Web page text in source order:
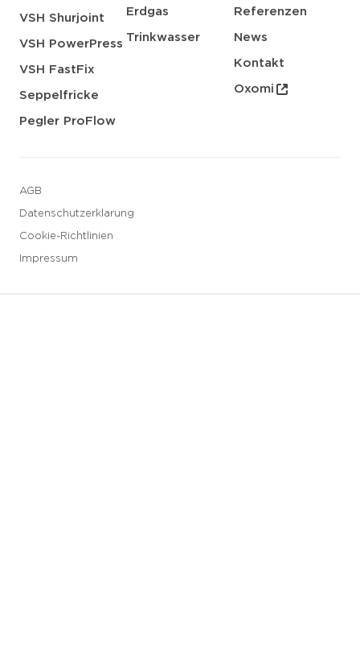
VSH Shurjoint
VSH PowerPress
VSH FastFix
Seppelfricke
Pegler ProFlow
Erdgas
Trinkwasser
Referenzen
News
Kontakt
Oxomi
AGB
Datenschutzerklarung
Cookie-Richtlinien
Impressum